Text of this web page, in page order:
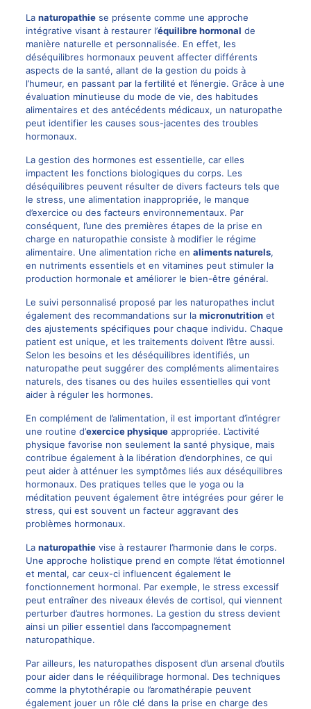
La naturopathiese présente comme une approche
intégrative visant à restaurer l’équilibre hormonal de
manière naturelle et personnalisée. En effet, les
déséquilibres hormonaux peuvent affecter différents
aspects de la santé, allant de la gestion du poids à
l’humeur, en passant par la fertilité et l’énergie. Grâce à une
évaluation minutieuse du mode de vie, des habitudes
alimentaires et des antécédents médicaux, un naturopathe
peut identifier les causes sous-jacentes des troubles
hormonaux.
La gestion des hormones est essentielle, car elles
impactent les fonctions biologiques du corps. Les
déséquilibres peuvent résulter de divers facteurs tels que
le stress, une alimentation inappropriée, le manque
d’exercice ou des facteurs environnementaux. Par
conséquent, l’une des premières étapes de la prise en
charge en naturopathie consiste à modifier le régime
alimentaire. Une alimentation riche en aliments naturels,
en nutriments essentiels et en vitamines peut stimuler la
production hormonale et améliorer le bien-être général.
Le suivi personnalisé proposé par les naturopathes inclut
également des recommandations sur la micronutritionet
des ajustements spécifiques pour chaque individu. Chaque
patient est unique, et les traitements doivent l’être aussi.
Selon les besoins et les déséquilibres identifiés, un
naturopathe peut suggérer des compléments alimentaires
naturels, des tisanes ou des huiles essentielles qui vont
aider à réguler les hormones.
En complément de l’alimentation, il est important d’intégrer
une routine d’exercice physiqueappropriée. L’activité
physique favorise non seulement la santé physique, mais
contribue également à la libération d’endorphines, ce qui
peut aider à atténuer les symptômes liés aux déséquilibres
hormonaux. Des pratiques telles que le yoga ou la
méditation peuvent également être intégrées pour gérer le
stress, qui est souvent un facteur aggravant des
problèmes hormonaux.
La naturopathievise à restaurer l’harmonie dans le corps.
Une approche holistique prend en compte l’état émotionnel
et mental, car ceux-ci influencent également le
fonctionnement hormonal. Par exemple, le stress excessif
peut entraîner des niveaux élevés de cortisol, qui viennent
perturber d’autres hormones. La gestion du stress devient
ainsi un pilier essentiel dans l’accompagnement
naturopathique.
Par ailleurs, les naturopathes disposent d’un arsenal d’outils
pour aider dans le rééquilibrage hormonal. Des techniques
comme la phytothérapie ou l’aromathérapie peuvent
également jouer un rôle clé dans la prise en charge des